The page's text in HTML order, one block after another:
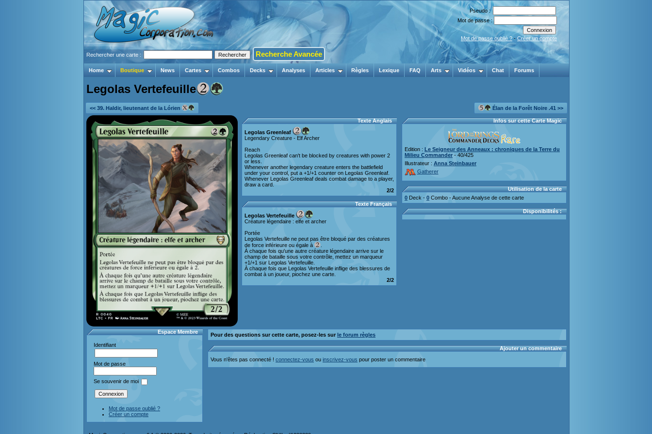
Pseudo :
Mot de passe :
Mot de passe oublié ? - Créer un compte
Rechercher une carte : Recherche Avancée
Home Boutique News Cartes Combos Decks Analyses Articles Règles Lexique FAQ Arts Vidéos Chat Forums
Legolas Vertefeuille
<< 39. Haldir, lieutenant de la Lórien Élan de la Forêt Noire .41 >>
Texte Anglais
Legolas Greenleaf
Legendary Creature - Elf Archer
Reach
Legolas Greenleaf can't be blocked by creatures with power 2
or less.
Whenever another legendary creature enters the battlefield
under your control, put a +1/+1 counter on Legolas Greenleaf.
Whenever Legolas Greenleaf deals combat damage to a player,
draw a card.
2/2
Texte Français
Legolas Vertefeuille
Créature légendaire : elfe et archer
Portée
Legolas Vertefeuille ne peut pas être bloqué par des créatures
de force inférieure ou égale à
À chaque fois qu'une autre créature légendaire arrive sur le
champ de bataille sous votre contrôle, mettez un marqueur
+1/+1 sur Legolas Vertefeuille.
À chaque fois que Legolas Vertefeuille inflige des blessures de
combat à un joueur, piochez une carte.
2/2
Infos sur cette Carte Magic
Edition : Le Seigneur des Anneaux : chroniques de la Terre du
Milieu Commander - 40/425
Illustrateur : Anna Steinbauer
Gatherer
Utilisation de la carte
0 Deck - 0 Combo - Aucune Analyse de cette carte
Disponibilités :
Espace Membre
Identifiant
Mot de passe
Se souvenir de moi
Mot de passe oublié ?
Créer un compte
Pour des questions sur cette carte, posez-les sur le forum règles
Ajouter un commentaire
Vous n'êtes pas connecté ! connectez-vous ou inscrivez-vous pour poster un commentaire